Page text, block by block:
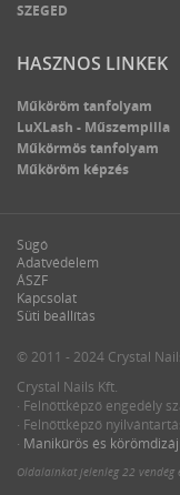
SZEGED
HASZNOS LINKEK
Műköröm tanfolyam
LuXLash - Műszempilla
Műkörmös tanfolyam
Műköröm képzés
Súgó
Adatvédelem
ÁSZF
Kapcsolat
Süti beállítás
© 2011 - 2024 Crystal
Crystal Nails Kft.
· Felnőttképző engedély
· Felnőttképző
· Manikűrös és
Oldalainkat jelenleg 22 vendég